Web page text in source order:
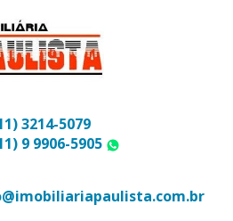
3214-5079
9 9906-5905